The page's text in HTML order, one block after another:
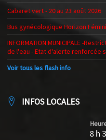
Cabaret vert - 20 au 23 août 2026
Bus gynécologique Horizon
INFORMATION MUNICIPALE -
de l'eau - Etat d'alerte renforcée
Voir tous les flash info
INFOS LOCALES
8 h